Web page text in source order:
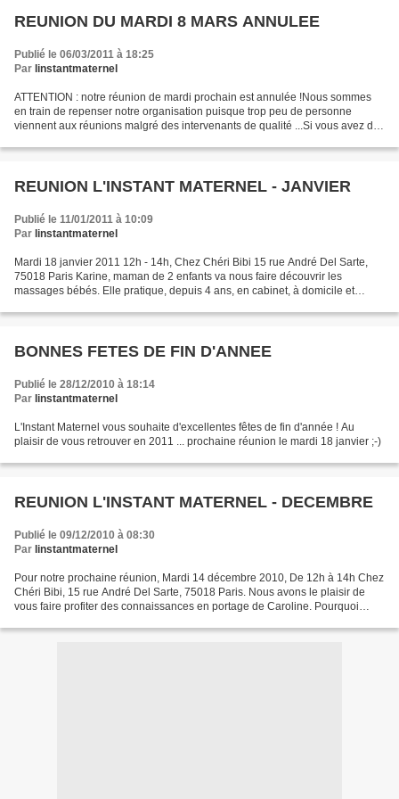
REUNION DU MARDI 8 MARS ANNULEE
Publié le 06/03/2011 à 18:25
Par linstantmaternel
ATTENTION : notre réunion de mardi prochain est annulée !Nous sommes
en train de repenser notre organisation puisque trop peu de personne
viennent aux réunions malgré des intervenants de qualité ...Si vous avez des
REUNION L'INSTANT MATERNEL - JANVIER
Publié le 11/01/2011 à 10:09
Par linstantmaternel
Mardi 18 janvier 2011 12h - 14h, Chez Chéri Bibi 15 rue André Del Sarte,
75018 Paris Karine, maman de 2 enfants va nous faire découvrir les
massages bébés. Elle pratique, depuis 4 ans, en cabinet, à domicile et
BONNES FETES DE FIN D'ANNEE
Publié le 28/12/2010 à 18:14
Par linstantmaternel
L'Instant Maternel vous souhaite d'excellentes fêtes de fin d'année ! Au
plaisir de vous retrouver en 2011 ... prochaine réunion le mardi 18 janvier ;-)
REUNION L'INSTANT MATERNEL - DECEMBRE
Publié le 09/12/2010 à 08:30
Par linstantmaternel
Pour notre prochaine réunion, Mardi 14 décembre 2010, De 12h à 14h Chez
Chéri Bibi, 15 rue André Del Sarte, 75018 Paris. Nous avons le plaisir de
vous faire profiter des connaissances en portage de Caroline. Pourquoi